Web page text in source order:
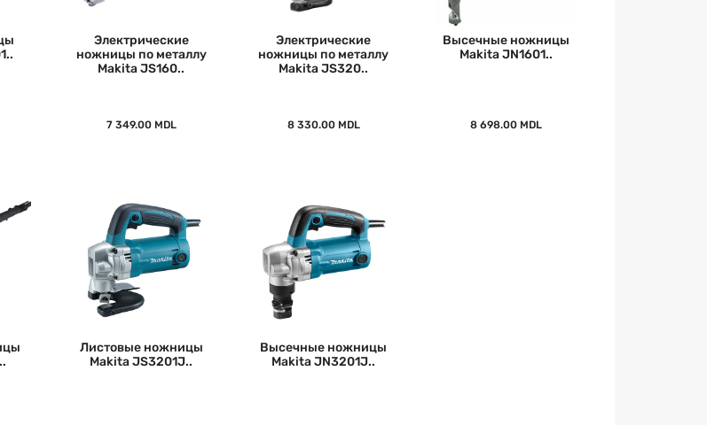
Электрические
ножницы по металлу
Makita JS160..
7 349.00 MDL
Электрические
ножницы по металлу
Makita JS320..
8 330.00 MDL
Высечные ножницы
Makita JN1601..
8 698.00 MDL
Листовые ножницы
Makita JS3201J..
Высечные ножницы
Makita JN3201J..